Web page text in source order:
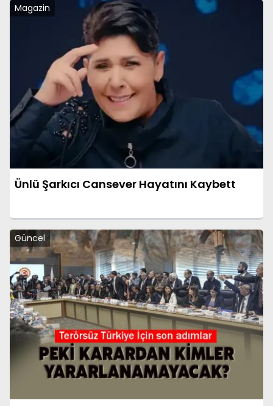
Magazin
Ünlü Şarkıcı Cansever Hayatını Kaybett
Güncel